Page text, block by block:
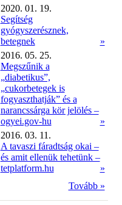
2020. 01. 19.
Segítség
gyógyszerésznek,
betegnek
»
2016. 05. 25.
Megszűnik a
„diabetikus”,
„cukorbetegek is
fogyaszthatják” és a
narancssárga kör jelölés –
ogyei.gov-hu
»
2016. 03. 11.
A tavaszi fáradtság okai –
és amit ellenük tehetünk –
tetplatform.hu
»
Tovább »